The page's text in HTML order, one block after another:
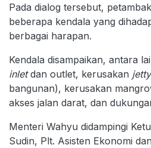
Pada dialog tersebut,
beberapa kendala yang
berbagai harapan.
Kendala disampaikan, antara
inletdan outlet, kerusakan jetty
bangunan), kerusakan
akses jalan darat, dan
Menteri Wahyu didampingi
Sudin, Plt. Asisten Ekonomi